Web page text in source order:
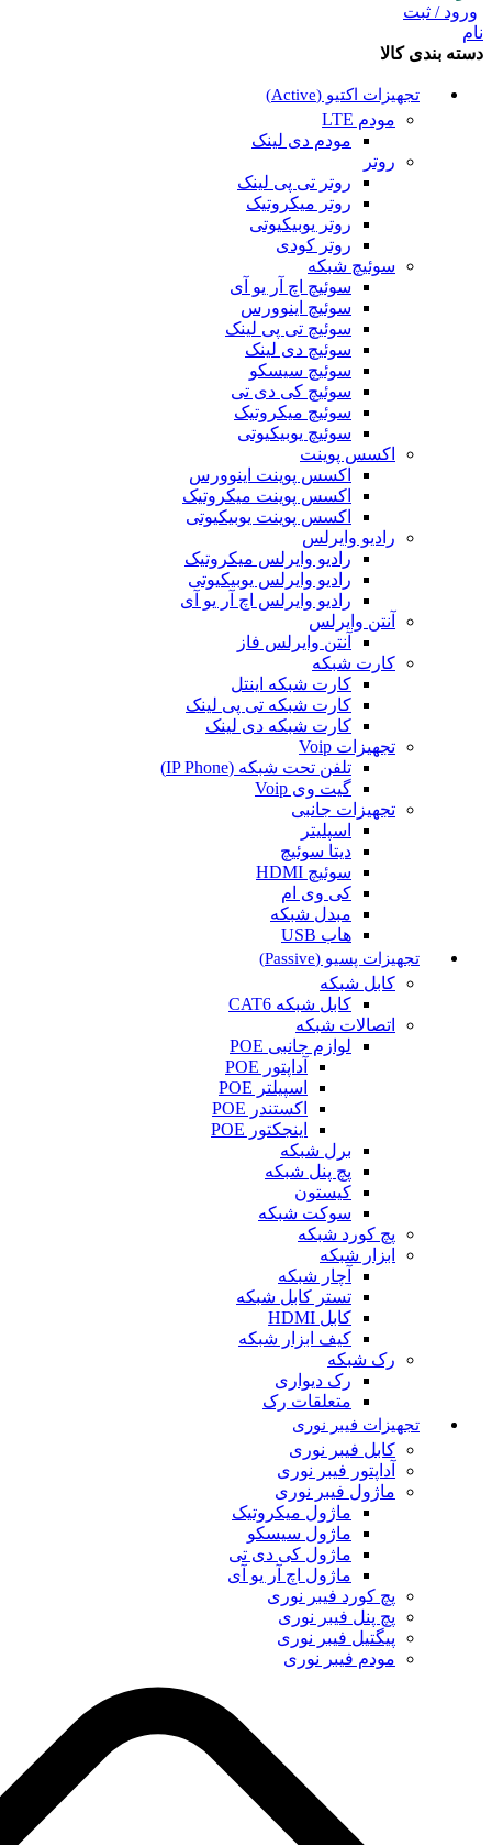
ورود / ثبت
نام
دسته بندی کالا
تجهیزات اکتیو (Active)
مودم LTE
مودم دی لینک
روتر
روتر تی پی لینک
روتر میکروتیک
روتر یوبیکیوتی
روتر کودی
سوئیچ شبکه
سوئیچ اچ آر یو آی
سوئیچ اینوورس
سوئیچ تی پی لینک
سوئیچ دی لینک
سوئیچ سیسکو
سوئیچ کی دی تی
سوئیچ میکروتیک
سوئیچ یوبیکیوتی
اکسس پوینت
اکسس پوینت اینوورس
اکسس پوینت میکروتیک
اکسس پوینت یوبیکیوتی
رادیو وایرلس
رادیو وایرلس میکروتیک
رادیو وایرلس یوبیکیوتی
رادیو وایرلس اچ آر یو آی
آنتن وایرلس
آنتن وایرلس فاز
کارت شبکه
کارت شبکه اینتل
کارت شبکه تی پی لینک
کارت شبکه دی لینک
تجهیزات Voip
تلفن تحت شبکه (IP Phone)
گیت وی Voip
تجهیزات جانبی
اسپلیتر
دیتا سوئیچ
سوئیچ HDMI
کی وی ام
مبدل شبکه
هاب USB
تجهیزات پسیو (Passive)
کابل شبکه
کابل شبکه CAT6
اتصالات شبکه
لوازم جانبی POE
آداپتور POE
اسپیلتر POE
اکستندر POE
اینجکتور POE
برل شبکه
پچ پنل شبکه
کیستون
سوکت شبکه
پچ کورد شبکه
ابزار شبکه
آچار شبکه
تستر کابل شبکه
کابل HDMI
کیف ابزار شبکه
رک شبکه
رک دیواری
متعلقات رک
تجهیزات فیبر نوری
کابل فیبر نوری
آداپتور فیبر نوری
ماژول فیبر نوری
ماژول میکروتیک
ماژول سیسکو
ماژول کی دی تی
ماژول اچ آر یو آی
پچ کورد فیبر نوری
پچ پنل فیبر نوری
پیگتیل فیبر نوری
مودم فیبر نوری